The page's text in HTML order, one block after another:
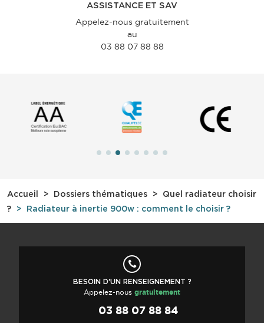
ASSISTANCE ET SAV
Appelez-nous gratuitement
au
03 88 07 88 88
Accueil Dossiers thématiques
Quel radiateur choisir
?
Radiateur à inertie 900w : comment le choisir ?
BESOIN D'UN RENSEIGNEMENT ?
Appelez-nous gratuitement
03 88 07 88 84